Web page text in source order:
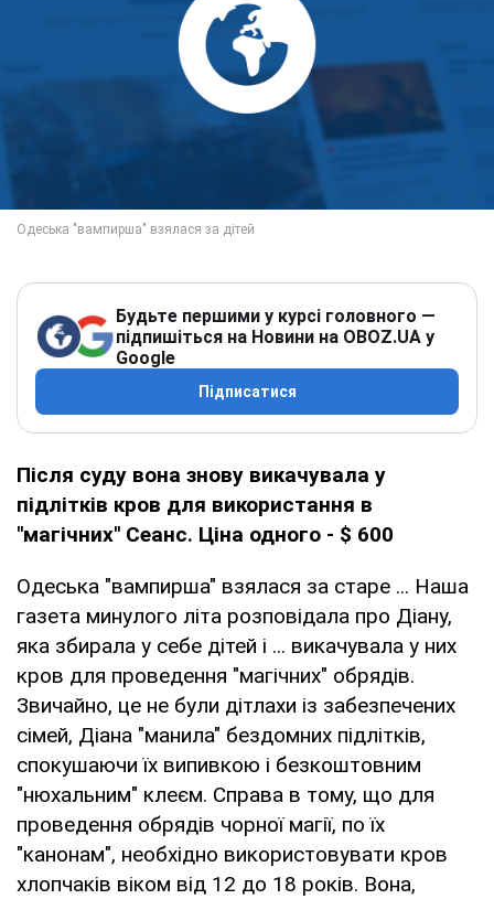
Будьте першими у курсі головного —
підпишіться на Новини на OBOZ.UA у
Google
Підписатися
Після суду вона знову викачувала у
підлітків кров для використання в
"магічних" Cеанс. Ціна одного - $ 600
Одеська "вампирша" взялася за старе ... Наша
газета минулого літа розповідала про Діану,
яка збирала у себе дітей і ... викачувала у них
кров для проведення "магічних" обрядів.
Звичайно, це не були дітлахи із забезпечених
сімей, Діана "манила" бездомних підлітків,
спокушаючи їх випивкою і безкоштовним
"нюхальним" клеєм. Справа в тому, що для
проведення обрядів чорної магії, по їх
"канонам", необхідно використовувати кров
хлопчаків віком від 12 до 18 років. Вона,